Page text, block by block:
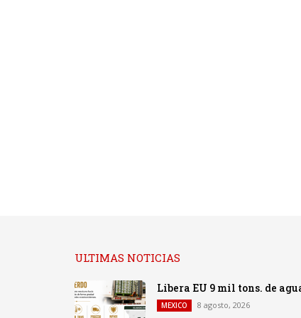
ULTIMAS NOTICIAS
Libera EU 9 mil tons. de
MEXICO 8 agosto, 2026